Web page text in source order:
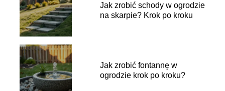
Jak zrobić schody w ogrodzie
na skarpie? Krok po kroku
Jak zrobić fontannę w
ogrodzie krok po kroku?